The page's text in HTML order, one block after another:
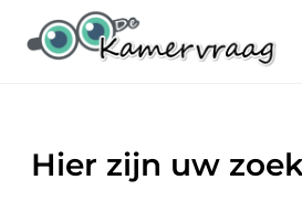
Hier zijn uw